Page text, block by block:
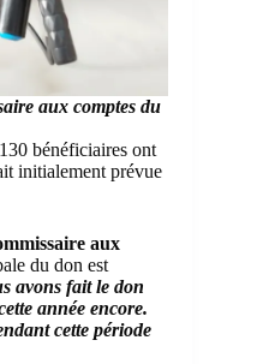
aux comptes du
bénéficiaires ont
initialement prévue
aux
du don est
avons fait le don
année encore.
cette période